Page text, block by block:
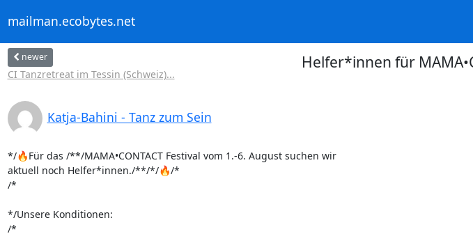
mailman.ecobytes.net
newer
CI Tanzretreat im Tessin (Schweiz)...
Helfer*innen für
Katja-Bahini - Tanz zum Sein
*/🔥Für das /**/MAMA•CONTACT Festival vom 1.-6. August suchen wir
aktuell noch Helfer*innen./**/*/🔥/*
/*
*/Unsere Konditionen:
/*